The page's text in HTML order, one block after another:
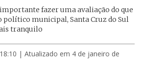
importante fazer uma avaliação do que
político municipal, Santa Cruz do Sul
tranquilo
| Atualizado em 4 de janeiro de